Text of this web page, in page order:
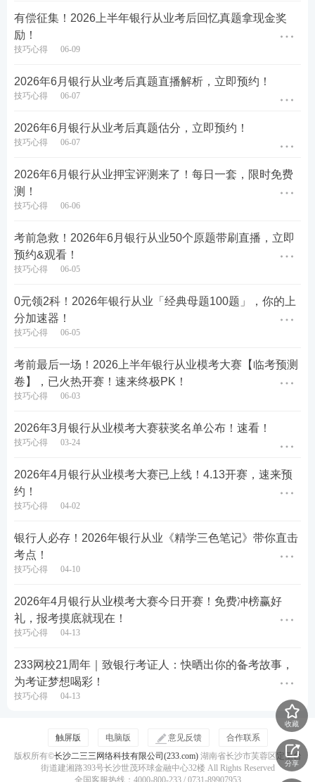
两端学习进度、打卡天数、练习记录自动同步，兼顾
短时碎片学习与长时间系统复习两种需求。
二、每日学练结合模式，同步夯实各科重难点
打卡内容贴合银行从业考题难度，覆盖《初级
法律法
规 》《初级
》《初级个人贷款》《中级法律
法规》《中级
点精讲 + 配套习题
一体化学习模式，做到学完即测，
及时巩固吸收！
按照教材章节顺序拆分高频、难点内容，每日1个精简
考点，1分钟即可读完吃透，解决考生 “知识点冗长没
2、配套同步练习题检验掌握程度
每个知识点搭配对应精选习题，题型贴合正式考试单
选、多选形式，全部题目配套完整文字解析，做完习
题即可对照梳理错因，精准定位知识薄弱点，避免只
看知识点不做题，出现 “看懂但不会答题” 的情况。
有偿征集！2026上半年银行从业考后回忆真题拿现金奖
励！
技巧心得 06-09
2026年6月银行从业考后真题直播解析，立即预约！
技巧心得 06-07
2026年6月银行从业考后真题估分，立即预约！
技巧心得 06-07
2026年6月银行从业押宝评测来了！每日一套，限时免费
测！
技巧心得 06-06
考前急救！2026年6月银行从业50个原题带刷直播，立即
预约&观看！
技巧心得 06-05
0元领2科！2026年银行从业「经典母题100题」，你的上
分加速器！
技巧心得 06-05
考前最后一场！2026上半年银行从业模考大赛【临考预测
卷】，已火热开赛！速来终极PK！
技巧心得 06-03
2026年3月银行从业模考大赛获奖名单公布！速看！
技巧心得 03-24
2026年4月银行从业模考大赛已上线！4.13开赛，速来预
约！
技巧心得 04-02
银行人必存！2026年银行从业《精学三色笔记》带你直击
考点！
技巧心得 04-10
2026年4月银行从业模考大赛今日开赛！免费冲榜赢好
礼，报考摸底就现在！
技巧心得 04-13
233网校21周年｜致银行考证人：快晒出你的备考故事，
为考证梦想喝彩！
技巧心得 04-13
收藏
分享
触屏版 电脑版 意见反馈
合作联系
版权所有©长沙二三三网络科技有限公司(233.com)湖南省长沙市芙蓉区定王台
街道建湘路393号长沙世茂环球金融中心32楼 All Rights Reserved